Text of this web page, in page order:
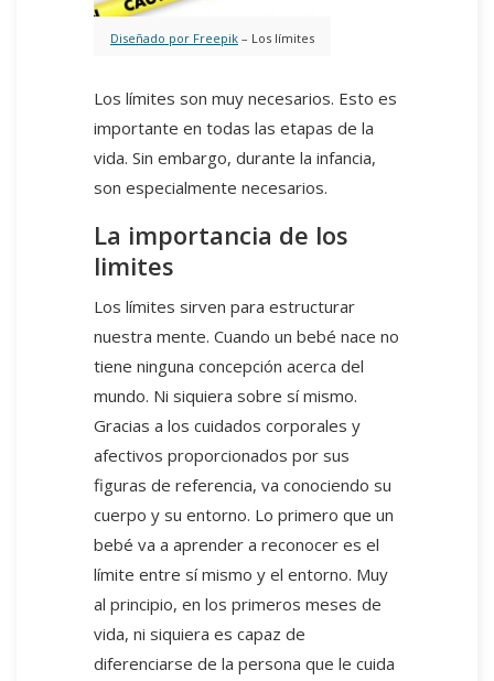
Diseñado por Freepik – Los límites
Los límites son muy necesarios. Esto es
importante en todas las etapas de la
vida. Sin embargo, durante la infancia,
son especialmente necesarios.
La importancia de los
limites
Los límites sirven para estructurar
nuestra mente. Cuando un bebé nace no
tiene ninguna concepción acerca del
mundo. Ni siquiera sobre sí mismo.
Gracias a los cuidados corporales y
afectivos proporcionados por sus
figuras de referencia, va conociendo su
cuerpo y su entorno. Lo primero que un
bebé va a aprender a reconocer es el
límite entre sí mismo y el entorno. Muy
al principio, en los primeros meses de
vida, ni siquiera es capaz de
diferenciarse de la persona que le cuida